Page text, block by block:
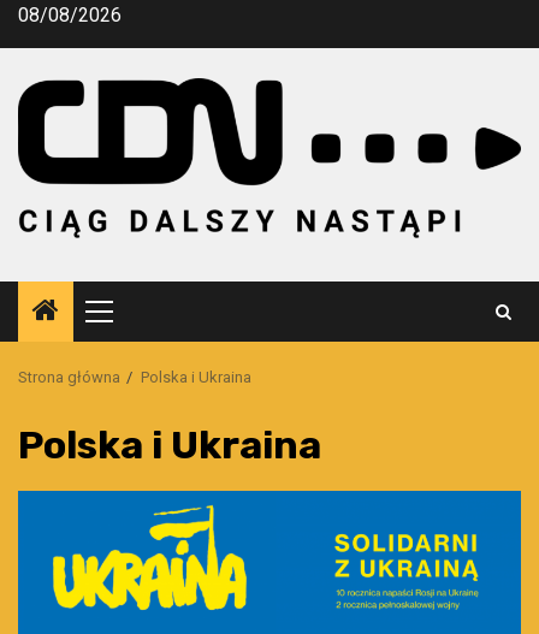
Przejdź
08/08/2026
Menu
główne
Strona główna Polska i Ukraina
Polska i Ukraina